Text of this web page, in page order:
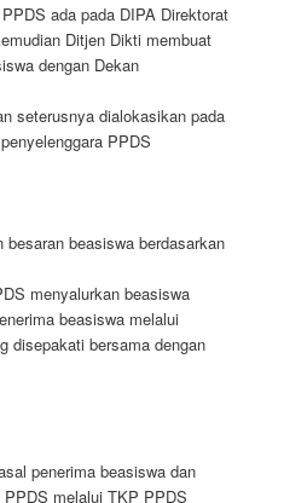
ada pada DIPA Direktorat
Ditjen Dikti membuat
dengan Dekan
seterusnya dialokasikan pada
PPDS
beasiswa berdasarkan
menyalurkan beasiswa
beasiswa melalui
disepakati bersama dengan
penerima beasiswa dan
melalui TKP PPDS